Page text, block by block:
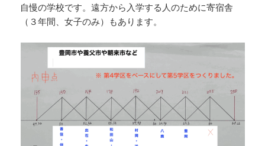
自慢の学校です。遠方から入学する人のために寄宿舎
（３年間、女子のみ）もあります。